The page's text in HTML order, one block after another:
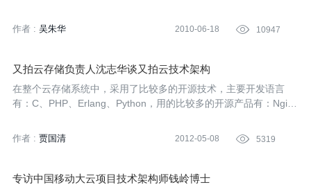
给用户。而本文将从技术角度来分析和总结云计算的架构，并以Sal
esforce的Sales Cloud和Google的App Engine这两个著名的云计算
作者 : 吴朱华 2010-06-18  10947
又拍云存储负责人沈志华谈又拍云技术架构
在整个云存储系统中，采用了比较多的开源技术，主要开发语言
有：C、PHP、Erlang、Python，用的比较多的开源产品有：Ngin
Squid、Heartbeat。
作者 : 贾国清 2012-05-08  5319
专访中国移动大云项目技术架构师钱岭博士